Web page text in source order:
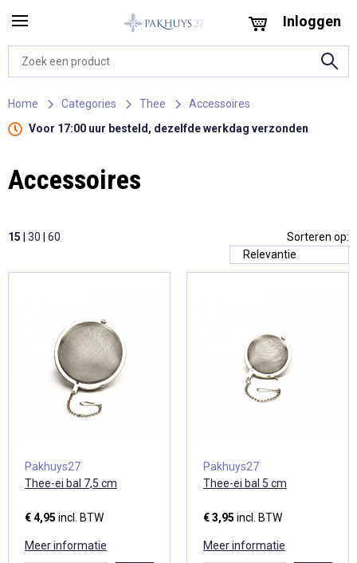
Inloggen
Home Categories Thee
Accessoires
Voor 17:00 uur besteld, dezelfde werkdag verzonden
Accessoires
15 30 60 Sorteren op:
Pakhuys27
Thee-ei bal 7,5 cm
€ 4,95 incl. BTW
Meer informatie
Pakhuys27
Thee-ei bal 5 cm
€ 3,95 incl. BTW
Meer informatie